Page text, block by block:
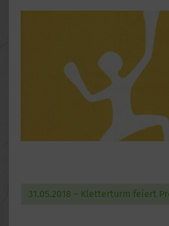
31.05.2018 – Kletterturm feiert